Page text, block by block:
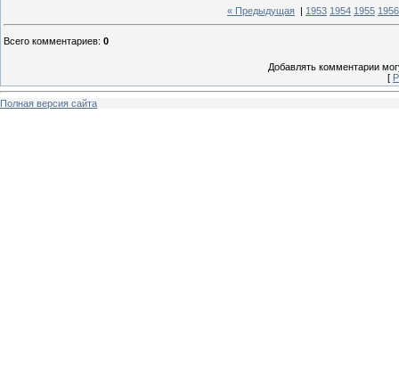
« Предыдущая 1953 1954 1955 1956
Всего комментариев: 0
Добавлять комментарии
[
Полная версия сайта